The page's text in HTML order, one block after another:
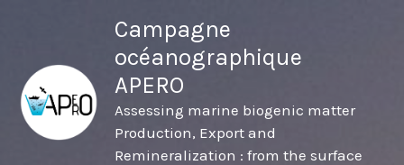
contenu
Campagne
océanographique
APERO
Assessing marine biogenic matter
Production, Export and
Remineralization : from the surface